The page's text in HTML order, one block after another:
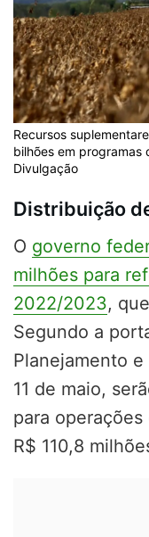
Recursos
bilhões em programas
Divulgação
Distribuição
O governo
milhões para
2022/2023,
Segundo a
Planejamento
11 de maio,
para
R$ 110,8